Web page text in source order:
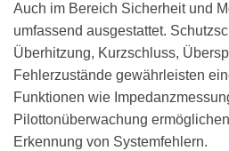
Auch im Bereich Sicherheit und
umfassend ausgestattet.
Überhitzung, Kurzschluss,
Fehlerzustände gewährleisten
Funktionen wie
Pilottonüberwachung
Erkennung von Systemfehlern.